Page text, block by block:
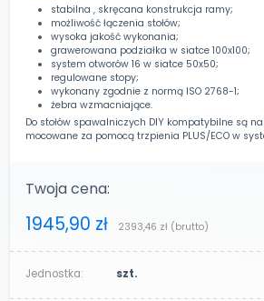
stabilna , skręcana konstrukcja ramy;
możliwość łączenia stołów;
wysoka jakość wykonania;
grawerowana podziałka w siatce 100x100;
system otworów 16 w siatce 50x50;
regulowane stopy;
wykonany zgodnie z normą ISO 2768-1;
żebra wzmacniające.
Do stołów spawalniczych DIY kompatybilne są
mocowane za pomocą trzpienia PLUS/ECO w
Twoja cena:
1945,90 zł 2393,46 zł (brutto)
Jednostka: szt.